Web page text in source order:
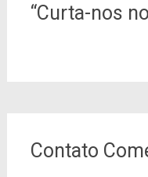
“Curta-nos
Contato